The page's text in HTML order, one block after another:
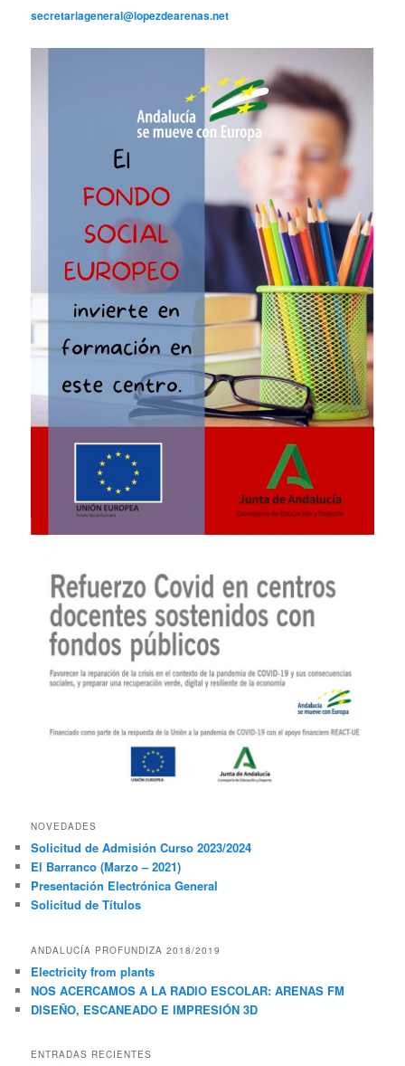
secretariageneral@lopezdearenas.net
NOVEDADES
Solicitud de Admisión Curso 2023/2024
El Barranco (Marzo – 2021)
Presentación Electrónica General
Solicitud de Títulos
ANDALUCÍA PROFUNDIZA 2018/2019
Electricity from plants
NOS ACERCAMOS A LA RADIO ESCOLAR: ARENAS FM
DISEÑO, ESCANEADO E IMPRESIÓN 3D
ENTRADAS RECIENTES